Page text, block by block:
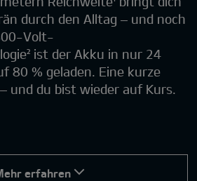
durch den Alltag – und noch
Volt-
ist der Akku in nur 24
80 % geladen. Eine kurze
und du bist wieder auf Kurs.
erfahren